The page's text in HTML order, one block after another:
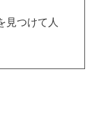
見つけて人